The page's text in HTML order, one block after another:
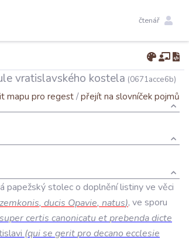
čtenář
vratislavského kostela (0671acce6b)
mapu pro regest/přejít na slovníček pojmů
papežskýstoleco doplněnílistinyve věci
, ducis Opavie, natus), ve sporu
supercertis canonicatuetprebendadicte
(quise geritpro decano ecclesie